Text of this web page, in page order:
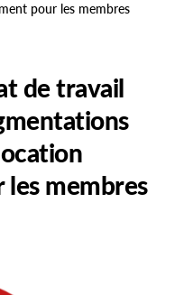
pour les membres
de travail
les membres